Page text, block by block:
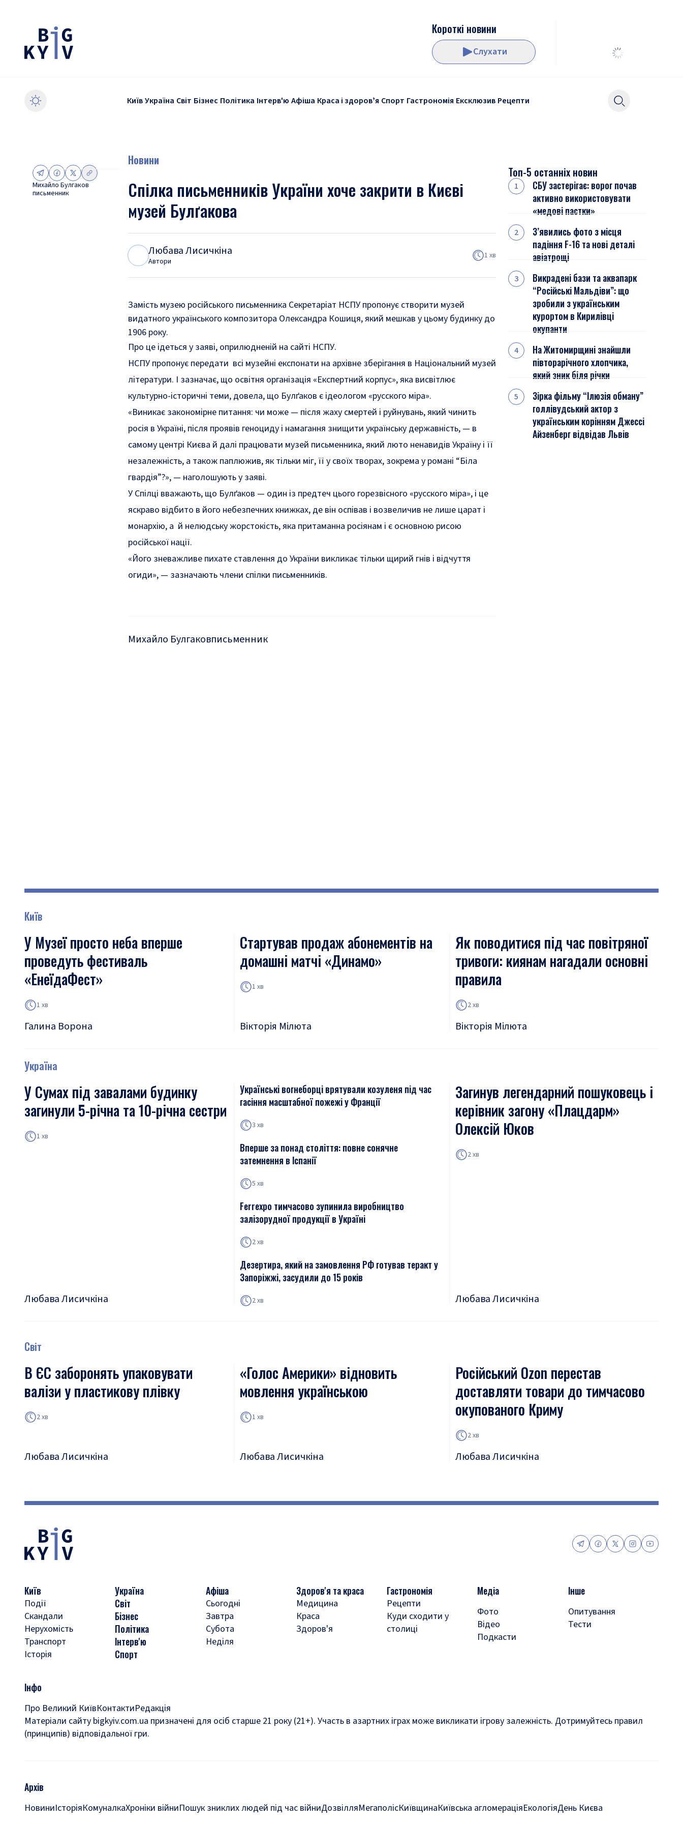
Короткі новини
Слухати
КиївУкраїна Світ Бізнес Політика Інтерв'ю Афіша Краса і здоровʼя Спорт Гастрономія Ексклюзив Рецепти
Михайло Булгаков
письменник
Новини
Спілка письменників України хоче закрити в Києві
музей Булґакова
Любава Лисичкіна
Автори
1 хв
Замість музею російського письменника Секретаріат НСПУ пропонує створити музей
видатного українського композитора Олександра Кошиця, який мешкав у цьому будинку до
1906 року.
Про це ідеться у заяві, оприлюдненій на сайті НСПУ.
НСПУ пропонує передати всі музейні експонати на архівне зберігання в Національний музей
літератури. І зазначає, що освітня організація «Експертний корпус», яка висвітлює
культурно-історичні теми, довела, що Булґаков є ідеологом «русского міра».
«Виникає закономірне питання: чи може — після жаху смертей і руйнувань, який чинить
росія в Україні, після проявів геноциду і намагання знищити українську державність, — в
самому центрі Києва й далі працювати музей письменника, який люто ненавидів Україну і її
незалежність, а також паплюжив, як тільки міг, її у своїх творах, зокрема у романі “Біла
гвардія”?», — наголошують у заяві.
У Спілці вважають, що Булґаков — один із предтеч цього горезвісного «русского міра», і це
яскраво відбито в його небезпечних книжках, де він оспівав і возвеличив не лише царат і
монархію, а й нелюдську жорстокість, яка притаманна росіянам і є основною рисою
російської нації.
«Його зневажливе пихате ставлення до України викликає тільки щирий гнів і відчуття
огиди», — зазначають члени спілки письменників.
Михайло Булгаковписьменник
Топ-5 останніх новин
СБУ застерігає: ворог почав
активно використовувати
«медові пастки»
З’явились фото з місця
падіння F-16 та нові деталі
авіатрощі
Викрадені бази та аквапарк
“Російські Мальдіви”: що
зробили з українським
курортом в Кирилівці
окупанти
На Житомирщині знайшли
півторарічного хлопчика,
який зник біля річки
Зірка фільму “Ілюзія обману”
голлівудський актор з
українським корінням Джессі
Айзенберг відвідав Львів
Київ
У Музеї просто неба вперше
проведуть фестиваль
«ЕнеїдаФест»
1 хв
Галина Ворона
Стартував продаж абонементів на
домашні матчі «Динамо»
1 хв
Вікторія Мілюта
Як поводитися під час повітряної
тривоги: киянам нагадали основні
правила
2 хв
Вікторія Мілюта
Україна
У Сумах під завалами будинку
загинули 5-річна та 10-річна сестри
1 хв
Любава Лисичкіна
Українські вогнеборці врятували козуленя під час
гасіння масштабної пожежі у Франції
3 хв
Вперше за понад століття: повне сонячне
затемнення в Іспанії
5 хв
Ferrexpo тимчасово зупинила виробництво
залізорудної продукції в Україні
2 хв
Дезертира, який на замовлення РФ готував теракт у
Запоріжжі, засудили до 15 років
2 хв
Загинув легендарний пошуковець і
керівник загону «Плацдарм»
Олексій Юков
2 хв
Любава Лисичкіна
Світ
В ЄС заборонять упаковувати
валізи у пластикову плівку
2 хв
Любава Лисичкіна
«Голос Америки» відновить
мовлення українською
1 хв
Любава Лисичкіна
Російський Ozon перестав
доставляти товари до тимчасово
окупованого Криму
2 хв
Любава Лисичкіна
Київ
Події
Скандали
Нерухомість
Транспорт
Історія
Україна
Світ
Бізнес
Політика
Інтерв'ю
Спорт
Афіша
Сьогодні
Завтра
Субота
Неділя
Здоров'я та краса
Медицина
Краса
Здоров'я
Гастрономія
Рецепти
Куди сходити у
столиці
Медіа
Фото
Відео
Подкасти
Інше
Опитування
Тести
Інфо
Про Великий КиївКонтактиРедакція
Матеріали сайту bigkyiv.com.ua призначені для осіб старше 21 року (21+). Участь в азартних іграх може викликати ігрову залежність. Дотримуйтесь правил
(принципів) відповідальної гри.
Архів
НовиниІсторіяКомуналкаХроніки війниПошук зниклих людей під час війниДозвілляМегаполісКиївщинаКиївська агломераціяЕкологіяДень Києва